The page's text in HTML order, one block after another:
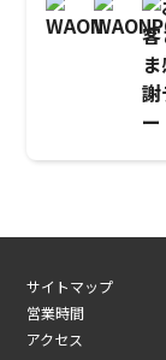
サイトマップ
営業時間
アクセス